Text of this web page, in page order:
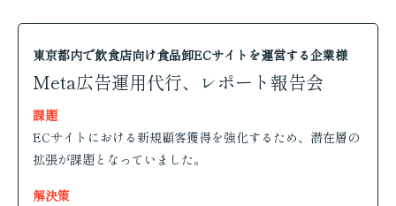
東京都内で飲食店向け食品卸ECサイトを運営する企業様
Meta広告運用代行、レポート報告会
課題
ECサイトにおける新規顧客獲得を強化するため、潜在層の
拡張が課題となっていました。
解決策